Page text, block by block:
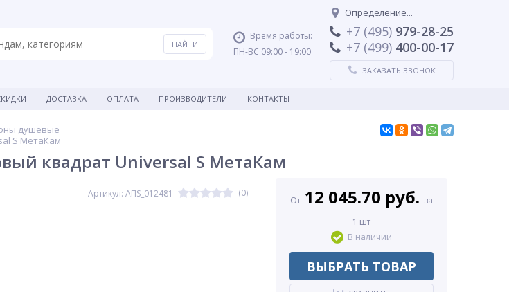
Время работы:
ПН-ВС 09:00 - 19:00
Определение...
+7 (495) 979-28-25
+7 (499) 400-00-17
ЗАКАЗАТЬ ЗВОНОК
ДОСТАВКА ОПЛАТА ПРОИЗВОДИТЕЛИ КОНТАКТЫ
душевые
S МетаКам
квадрат Universal S МетаКам
Артикул: АПS_012481 (0)
От 12 045.70 руб. за
1 шт
В наличии
ВЫБРАТЬ ТОВАР